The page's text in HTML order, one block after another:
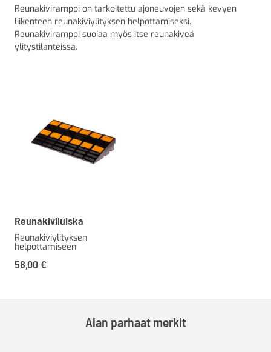
Reunakiviramppi on tarkoitettu ajoneuvojen sekä kevyen
liikenteen reunakiviylityksen helpottamiseksi.
Reunakiviramppi suojaa myös itse reunakiveä
ylitystilanteissa.
Reunakiviluiska
Reunakiviylityksen
helpottamiseen
58,00 €
Alan parhaat merkit